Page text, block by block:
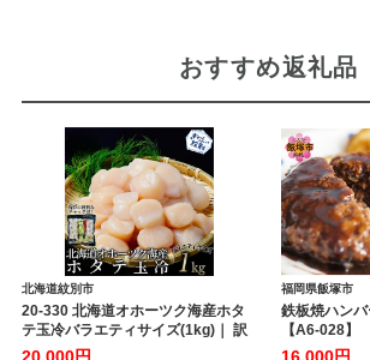
おすすめ返礼品
北海道紋別市
20-330 北海道オホーツク海産ホタ
テ玉冷バラエティサイズ(1kg)｜ 訳
あり サイズ不揃い
福岡県飯塚市
鉄板焼ハン
【A6-028】